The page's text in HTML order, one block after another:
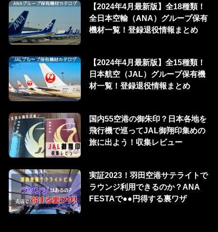
【2024年4月最新版】全18種類！
全日本空輸（ANA）グループ保有
機材一覧！登録退役情報まとめ
【2024年4月最新版】全15種類！
日本航空（JAL）グループ保有機
材一覧！登録退役情報まとめ
国内55空港の御朱印？日本各地を
飛行機で巡ってJAL御翔印集めの
旅に出よう！収集レビュー
実証2023！羽田空港サテライトで
ラウンジ利用できるのか？ANA
FESTAで●●円得する裏ワザ